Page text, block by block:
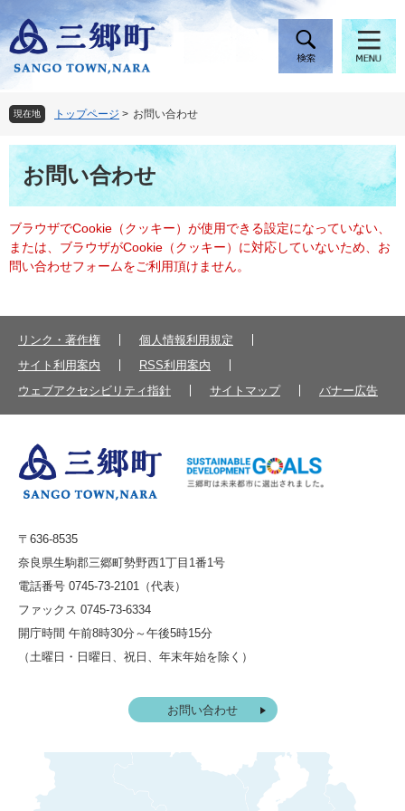
ー
ジ
頭
で
す
ニ
ュ
飛
ば
し
現在地 トップページ > お問い合わせ
本
文お問い合わせ
ブラウザでCookie（クッキー）が使用できる設定になっていない、
または、ブラウザがCookie（クッキー）に対応していないため、お
問い合わせフォームをご利用頂けません。
リンク・著作権
個人情報利用規定
サイト利用案内
RSS利用案内
ウェブアクセシビリティ指針
サイトマップ バナー広告
〒636-8535
奈良県生駒郡三郷町勢野西1丁目1番1号
電話番号 0745-73-2101（代表）
ファックス 0745-73-6334
開庁時間 午前8時30分～午後5時15分
（土曜日・日曜日、祝日、年末年始を除く）
お問い合わせ